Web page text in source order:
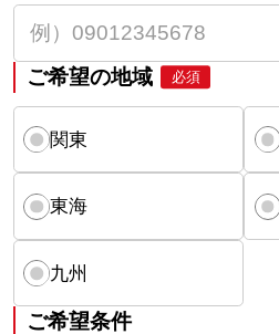
ご希望の地域 必須
関東
東海
九州
ご希望条件